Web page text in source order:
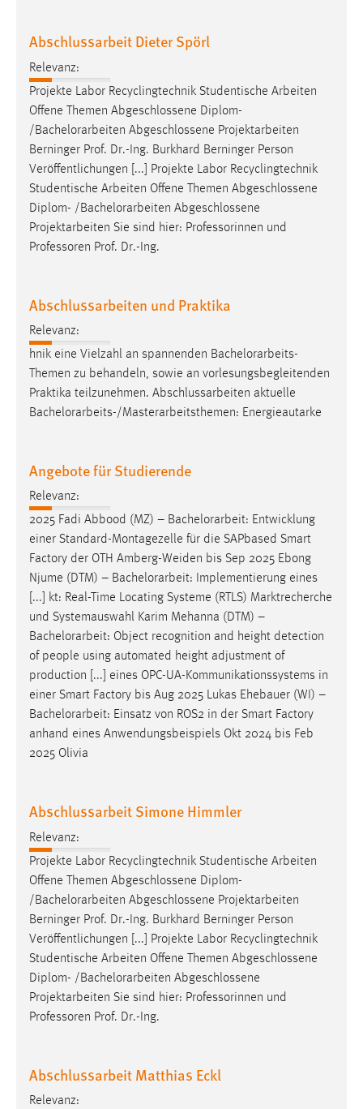
Abschlussarbeit Dieter Spörl
Relevanz:
Projekte Labor Recyclingtechnik Studentische Arbeiten
Offene Themen Abgeschlossene Diplom-
/Bachelorarbeiten Abgeschlossene Projektarbeiten
Berninger Prof. Dr.-Ing. Burkhard Berninger Person
Veröffentlichungen [...] Projekte Labor Recyclingtechnik
Studentische Arbeiten Offene Themen Abgeschlossene
Diplom- /Bachelorarbeiten Abgeschlossene
Projektarbeiten Sie sind hier: Professorinnen und
Professoren Prof. Dr.-Ing.
Abschlussarbeiten und Praktika
Relevanz:
hnik eine Vielzahl an spannenden Bachelorarbeits-
Themen zu behandeln, sowie an vorlesungsbegleitenden
Praktika teilzunehmen. Abschlussarbeiten aktuelle
Bachelorarbeits-/Masterarbeitsthemen: Energieautarke
Angebote für Studierende
Relevanz:
2025 Fadi Abbood (MZ) – Bachelorarbeit: Entwicklung
einer Standard-Montagezelle für die SAPbased Smart
Factory der OTH Amberg-Weiden bis Sep 2025 Ebong
Njume (DTM) – Bachelorarbeit: Implementierung eines
[...] kt: Real-Time Locating Systeme (RTLS) Marktrecherche
und Systemauswahl Karim Mehanna (DTM) –
Bachelorarbeit: Object recognition and height detection
of people using automated height adjustment of
production [...] eines OPC-UA-Kommunikationssystems in
einer Smart Factory bis Aug 2025 Lukas Ehebauer (WI) –
Bachelorarbeit: Einsatz von ROS2 in der Smart Factory
anhand eines Anwendungsbeispiels Okt 2024 bis Feb
2025 Olivia
Abschlussarbeit Simone Himmler
Relevanz:
Projekte Labor Recyclingtechnik Studentische Arbeiten
Offene Themen Abgeschlossene Diplom-
/ Bachelorarbeiten Abgeschlossene Projektarbeiten
Berninger Prof. Dr.-Ing. Burkhard Berninger Person
Veröffentlichungen [...] Projekte Labor Recyclingtechnik
Studentische Arbeiten Offene Themen Abgeschlossene
Diplom- / Bachelorarbeiten Abgeschlossene
Projektarbeiten Sie sind hier: Professorinnen und
Professoren Prof. Dr.-Ing.
Abschlussarbeit Matthias Eckl
Relevanz: